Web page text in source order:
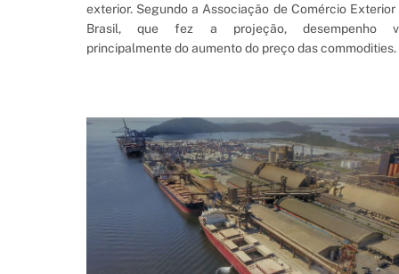
exterior. Segundo a Associação de Comércio Exterior
Brasil, que fez a projeção, desempenho
principalmente do aumento do preço das commodities.